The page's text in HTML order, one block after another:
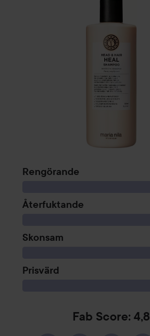
Rengörande
Återfuktande
Skonsam
Prisvärd
Fab Score: 4,8